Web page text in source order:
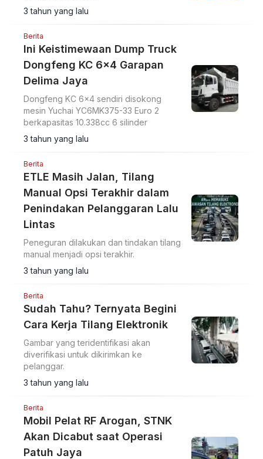
3 tahun yang lalu
Berita
Ini Keistimewaan Dump Truck
Dongfeng KC 6x4 Garapan
Delima Jaya
Dongfeng KC 6x4 sendiri disokong
mesin Yuchai YC6MK375-33 Euro 2
berkapasitas 10.338cc 6 silinder
3 tahun yang lalu
Berita
ETLE Masih Jalan, Tilang
Manual Opsi Terakhir dalam
Penindakan Pelanggaran Lalu
Lintas
Peneguran dilakukan dan tindakan tilang
manual menjadi opsi terakhir.
3 tahun yang lalu
Berita
Sudah Tahu? Ternyata Begini
Cara Kerja Tilang Elektronik
Gambar yang teridentifikasi akan
diverifikasi untuk dikirimkan ke
pelanggar.
3 tahun yang lalu
Berita
Mobil Pelat RF Arogan, STNK
Akan Dicabut saat Operasi
Patuh Jaya